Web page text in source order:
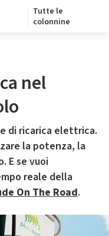
Tutte le
colonnine
nel
di ricarica elettrica.
la potenza, la
E se vuoi
reale della
On The Road.